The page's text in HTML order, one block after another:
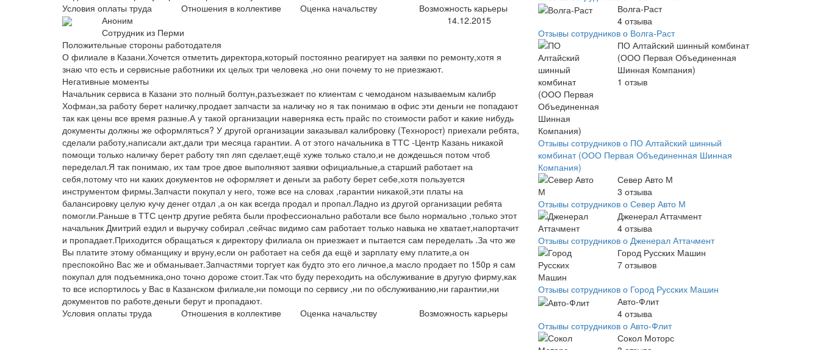
Условия оплаты труда
Отношения в коллективе Оценка начальству
Возможность карьеры
Аноним
Сотрудник из Перми
14.12.2015
Положительные стороны работодателя
О филиале в Казани.Хочется отметить директора,который постоянно реагирует на заявки по ремонту,хотя я
знаю что есть и сервисные работники их целых три человека ,но они почему то не приезжают.
Негативные моменты
Начальник сервиса в Казани это полный болтун,разъезжает по клиентам с чемоданом называемым калибр
Хофман,за работу берет наличку,продает запчасти за наличку но я так понимаю в офис эти деньги не попадают
так как цены все время разные.А у такой организации наверняка есть прайс по стоимости работ и какие нибудь
документы должны же оформляться? У другой организации заказывал калибровку (Технорост) приехали ребята,
сделали работу,написали акт,дали три месяца гарантии. А от этого начальника в ТТС -Центр Казань никакой
помощи только наличку берет работу тяп ляп сделает,ещё хуже только стало,и не дождешься потом чтоб
переделал.Я так понимаю, их там трое двое выполняют заявки официальные,а старший работает на
себя,потому что ни каких документов не оформляет и деньги за работу берет себе,хотя пользуется
инструментом фирмы.Запчасти покупал у него, тоже все на словах ,гарантии никакой,эти платы на
балансировку целую кучу денег отдал ,а он как всегда продал и пропал.Ладно из другой организации ребята
помогли.Раньше в ТТС центр другие ребята были профессионально работали все было нормально ,только этот
начальник Дмитрий ездил и выручку собирал ,сейчас видимо сам работает только навыка не хватает,напортачит
и пропадает.Приходится обращаться к директору филиала он приезжает и пытается сам переделать .За что же
Вы платите этому обманщику и вруну,если он работает на себя да ещё и зарплату ему платите,а он
преспокойно Вас же и обманывает.Запчастями торгует как будто это его личное,а масло продает по 150р я сам
покупал для подъемника,оно точно дороже стоит.Так что буду переходить на обслуживание в другую фирму,как
то все испортилось у Вас в Казанском филиале,ни помощи по сервису ,ни по обслуживанию,ни гарантии,ни
документов по работе,деньги берут и пропадают.
Условия оплаты труда
Отношения в коллективе Оценка начальству Возможность карьеры
Волга-Раст
4 отзыва
Отзывы сотрудников о Волга-Раст
ПО Алтайский шинный комбинат
(ООО Первая Объединенная
Шинная Компания)
1 отзыв
Отзывы сотрудников о ПО Алтайский шинный
комбинат (ООО Первая Объединенная Шинная
Компания)
Север Авто М
3 отзыва
Отзывы сотрудников о Север Авто М
Дженерал Аттачмент
4 отзыва
Отзывы сотрудников о Дженерал Аттачмент
Город Русских Машин
7 отзывов
Отзывы сотрудников о Город Русских Машин
Авто-Флит
4 отзыва
Отзывы сотрудников о Авто-Флит
Сокол Моторс